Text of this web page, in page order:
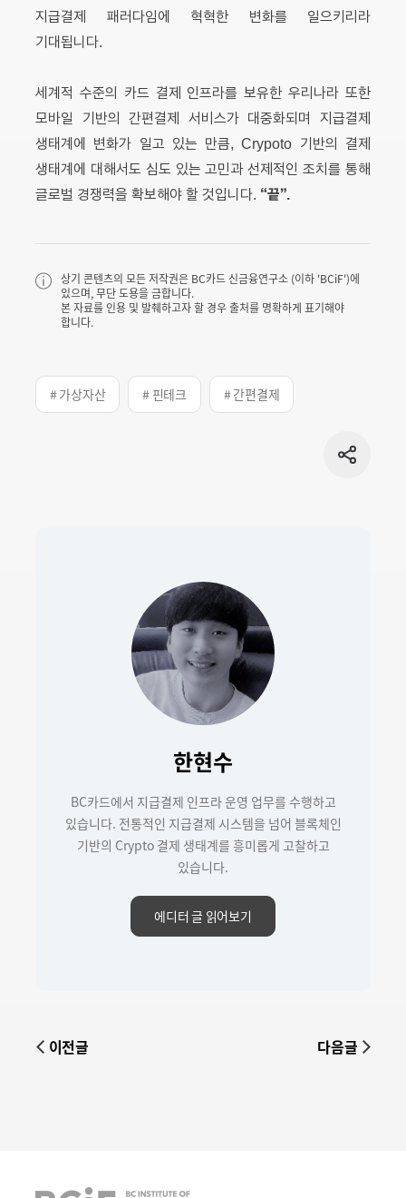
지급결제 패러다임에 혁혁한 변화를 일으키리라
기대됩니다.
세계적 수준의 카드 결제 인프라를 보유한 우리나라 또한
모바일 기반의 간편결제 서비스가 대중화되며 지급결제
생태계에 변화가 일고 있는 만큼, Crypoto 기반의 결제
생태계에 대해서도 심도 있는 고민과 선제적인 조치를 통해
글로벌 경쟁력을 확보해야 할 것입니다. “끝”.
상기 콘텐츠의 모든 저작권은 BC카드 신금융연구소 (이하 'BCiF')에
있으며, 무단 도용을 금합니다.
본 자료를 인용 및 발췌하고자 할 경우 출처를 명확하게 표기해야
합니다.
# 가상자산 # 핀테크 # 간편결제
공유
한현수
BC카드에서 지급결제 인프라 운영 업무를 수행하고
있습니다. 전통적인 지급결제 시스템을 넘어 블록체인
기반의 Crypto 결제 생태계를 흥미롭게 고찰하고
있습니다.
에디터 글 읽어보기
이전글 다음글